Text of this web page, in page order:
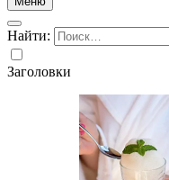
Найти:
Заголовки